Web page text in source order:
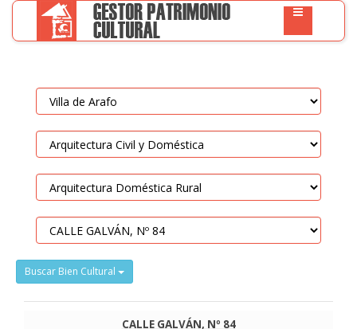
Buscar Bien Cultural
CALLE GALVÁN, Nº 84